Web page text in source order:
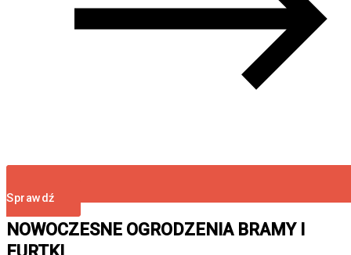
Sprawdź
NOWOCZESNE OGRODZENIA BRAMY I